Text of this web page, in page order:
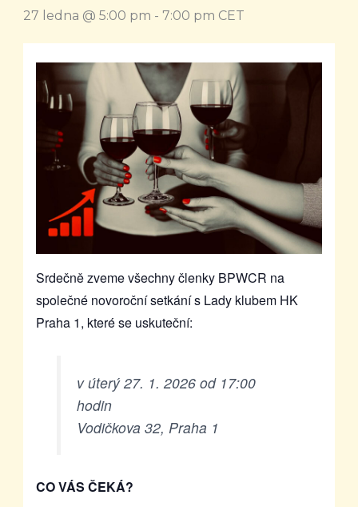
27 ledna @ 5:00 pm - 7:00 pm CET
Srdečně zveme všechny členky BPWCR na
společné novoroční setkání s Lady klubem HK
Praha 1, které se uskuteční:
v úterý 27. 1. 2026 od 17:00
hodin
Vodičkova 32, Praha 1
CO VÁS ČEKÁ?